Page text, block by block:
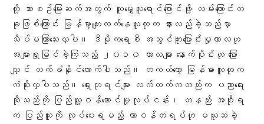
တို့ သားစဥ်မြေးဆက်အတွက် လူမွှေးလူရောင်ပြောင်ဖို့ လမ်းကြောင်းတ
ခုဖြစ်ကြောင်း မြန်မာ့ကျေးလက်နေလူထုက နားလည်ခဲ့သည်မှာ
သိပ်မကြာသေးလှပါ။ ဒီမိုကရေစီ အသွင်ကူးပြောင်းမှုကာလဟု
အများရှုမြင်ခဲ့ကြသည့် ၂၀၁၀ ကာလများ နောက်ပိုင်းဟု ပြော
လျှင် လက်ခံနိုင်လောက်ပါသည်။ တကယ်တော့ မြန်မာလူထုက
ကံဆိုးလှပါသည်။ ရှေးဘုရင်များ လက်ထက်ကတည်းက ပညာရေး
ဆိုသည်ကို ပြည်သူ့ဝန်ဆောင်မှုလုပ်ငန်း၊ တနည်း အစိုးရ
က ပြည်သူကို လုပ်ပေးရမည့် တာဝန်တရပ်ဟု မယူဆခဲ့